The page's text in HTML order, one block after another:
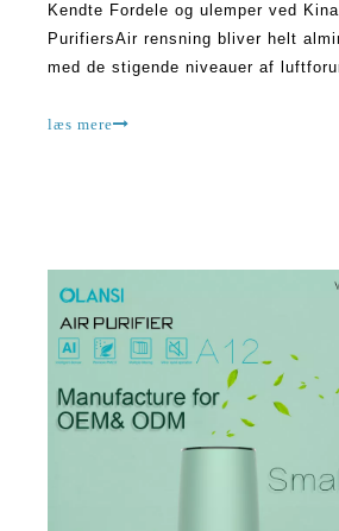
Kendte Fordele og ulemper ved
PurifiersAir rensning bliver helt
med de stigende niveauer af
bebyggelser på landet. Forurening
læs mere